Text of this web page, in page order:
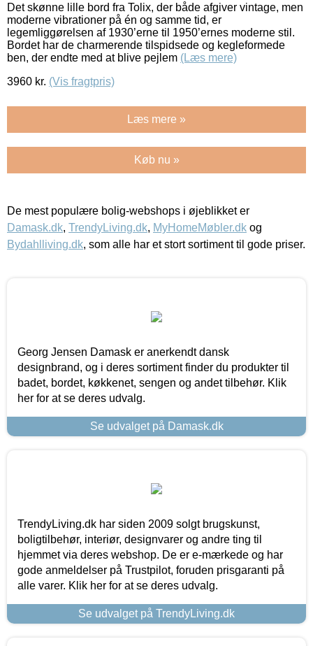
Det skønne lille bord fra Tolix, der både afgiver vintage, men
moderne vibrationer på én og samme tid, er
legemliggørelsen af 1930’erne til 1950’ernes moderne stil.
Bordet har de charmerende tilspidsede og kegleformede
ben, der endte med at blive pejlem (Læs mere)
3960 kr. (Vis fragtpris)
Læs mere »
Køb nu »
De mest populære bolig-webshops i øjeblikket er
Damask.dk, TrendyLiving.dk, MyHomeMøbler.dk og
Bydahlliving.dk, som alle har et stort sortiment til gode priser.
Georg Jensen Damask er anerkendt dansk
designbrand, og i deres sortiment finder du produkter til
badet, bordet, køkkenet, sengen og andet tilbehør. Klik
her for at se deres udvalg.
Se udvalget på Damask.dk
TrendyLiving.dk har siden 2009 solgt brugskunst,
boligtilbehør, interiør, designvarer og andre ting til
hjemmet via deres webshop. De er e-mærkede og har
gode anmeldelser på Trustpilot, foruden prisgaranti på
alle varer. Klik her for at se deres udvalg.
Se udvalget på TrendyLiving.dk